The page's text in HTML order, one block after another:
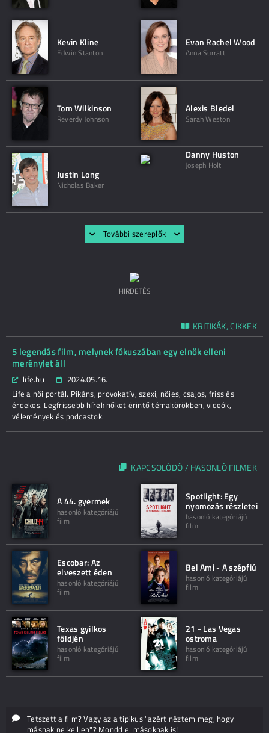
Kevin Kline
Edwin Stanton
Evan Rachel Wood
Anna Surratt
Tom Wilkinson
Reverdy Johnson
Alexis Bledel
Sarah Weston
Justin Long
Nicholas Baker
Danny Huston
Joseph Holt
További szereplők
HIRDETÉS
KRITIKÁK, CIKKEK
5 legendás film, melynek fókuszában egy elnök elleni
merénylet áll
life.hu
2024.05.16.
Life a női portál. Pikáns, provokatív, szexi, nőies, csajos, friss és
érdekes. Legfrissebb hírek nőket érintő témakörökben, videók,
vélemények és podcastok.
KAPCSOLÓDÓ / HASONLÓ FILMEK
A 44. gyermek
hasonló kategóriájú
film
Spotlight: Egy
nyomozás részletei
hasonló kategóriájú
film
Escobar: Az
elveszett éden
hasonló kategóriájú
film
Bel Ami - A szépfiú
hasonló kategóriájú
film
Texas gyilkos
földjén
hasonló kategóriájú
film
21 - Las Vegas
ostroma
hasonló kategóriájú
film
Tetszett a film? Vagy az a tipikus "azért néztem meg, hogy
másnak ne kelljen"? Mondd el másoknak is!